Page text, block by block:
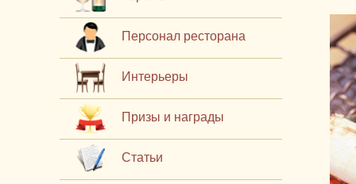
Персонал ресторана
Интерьеры
Призы и награды
Статьи